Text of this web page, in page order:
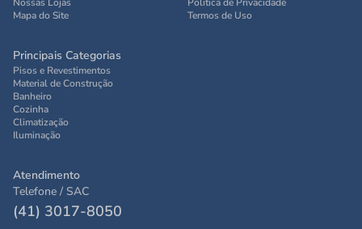
Nossas Lojas
Mapa do Site
Politica de Privacidade
Termos de Uso
Principais Categorias
Pisos e Revestimentos
Material de Construção
Banheiro
Cozinha
Climatização
Iluminação
Atendimento
Telefone / SAC
(41) 3017-8050